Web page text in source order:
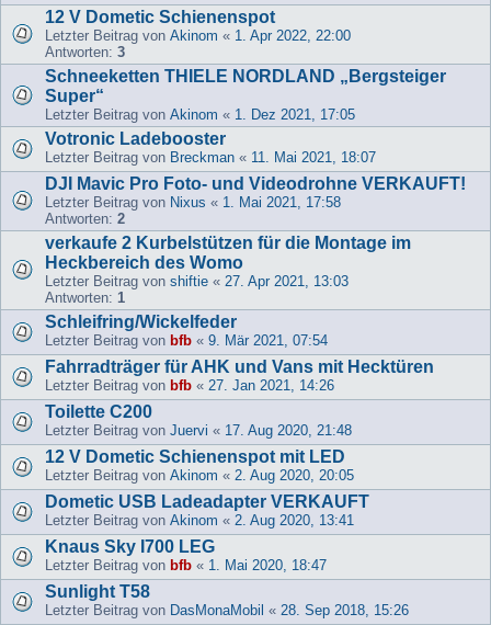
12 V Dometic Schienenspot
Letzter Beitrag von Akinom « 1. Apr 2022, 22:00
Antworten: 3
Schneeketten THIELE NORDLAND „Bergsteiger
Super“
Letzter Beitrag von Akinom « 1. Dez 2021, 17:05
Votronic Ladebooster
Letzter Beitrag von Breckman « 11. Mai 2021, 18:07
DJI Mavic Pro Foto- und Videodrohne VERKAUFT!
Letzter Beitrag von Nixus « 1. Mai 2021, 17:58
Antworten: 2
verkaufe 2 Kurbelstützen für die Montage im
Heckbereich des Womo
Letzter Beitrag von shiftie « 27. Apr 2021, 13:03
Antworten: 1
Schleifring/Wickelfeder
Letzter Beitrag von bfb « 9. Mär 2021, 07:54
Fahrradträger für AHK und Vans mit Hecktüren
Letzter Beitrag von bfb « 27. Jan 2021, 14:26
Toilette C200
Letzter Beitrag von Juervi « 17. Aug 2020, 21:48
12 V Dometic Schienenspot mit LED
Letzter Beitrag von Akinom « 2. Aug 2020, 20:05
Dometic USB Ladeadapter VERKAUFT
Letzter Beitrag von Akinom « 2. Aug 2020, 13:41
Knaus Sky I700 LEG
Letzter Beitrag von bfb « 1. Mai 2020, 18:47
Sunlight T58
Letzter Beitrag von DasMonaMobil « 28. Sep 2018, 15:26